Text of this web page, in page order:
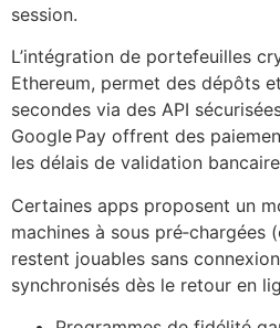
session.
L’intégration de portefeuilles
Ethereum, permet des dépôts
secondes via des API
Google Pay offrent des
les délais de validation
Certaines apps proposent un
machines à sous pré‑chargées
restent jouables sans
synchronisés dès le retour en